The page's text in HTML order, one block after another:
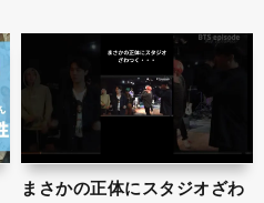
まさかの正体にスタジオざわ